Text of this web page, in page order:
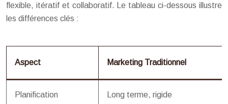
flexible, itératif et collaboratif. Le tableau ci-dessous illustre
les différences clés :
Aspect Marketing Traditionnel
Planification Long terme, rigide